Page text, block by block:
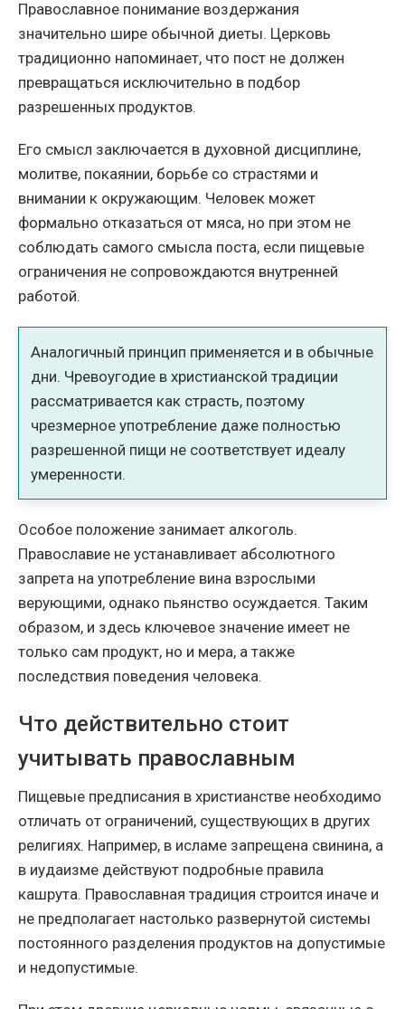
Православное понимание воздержания
значительно шире обычной диеты. Церковь
традиционно напоминает, что пост не должен
превращаться исключительно в подбор
разрешенных продуктов.
Его смысл заключается в духовной дисциплине,
молитве, покаянии, борьбе со страстями и
внимании к окружающим. Человек может
формально отказаться от мяса, но при этом не
соблюдать самого смысла поста, если пищевые
ограничения не сопровождаются внутренней
работой.
Аналогичный принцип применяется и в обычные
дни. Чревоугодие в христианской традиции
рассматривается как страсть, поэтому
чрезмерное употребление даже полностью
разрешенной пищи не соответствует идеалу
умеренности.
Особое положение занимает алкоголь.
Православие не устанавливает абсолютного
запрета на употребление вина взрослыми
верующими, однако пьянство осуждается. Таким
образом, и здесь ключевое значение имеет не
только сам продукт, но и мера, а также
последствия поведения человека.
Что действительно стоит
учитывать православным
Пищевые предписания в христианстве необходимо
отличать от ограничений, существующих в других
религиях. Например, в исламе запрещена свинина, а
в иудаизме действуют подробные правила
кашрута. Православная традиция строится иначе и
не предполагает настолько развернутой системы
постоянного разделения продуктов на допустимые
и недопустимые.